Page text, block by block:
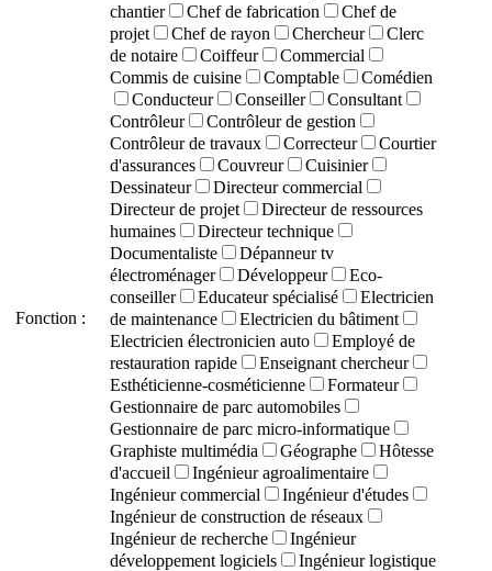
Fonction :
chantier
Chef de fabrication
Chef de
projet
Chef de rayon Chercheur
Clerc
de notaire
Coiffeur
Commercial
Commis de cuisine
Comptable
Comédien
Conducteur
Conseiller
Consultant
Contrôleur
Contrôleur de gestion
Contrôleur de travaux
Correcteur
Courtier
d'assurances
Couvreur
Cuisinier
Dessinateur
Directeur commercial
Directeur de projet
Directeur de ressources
humaines
Directeur technique
Documentaliste
Dépanneur tv
électroménager
Développeur
Eco-
conseiller
Educateur spécialisé
Electricien
de maintenance
Electricien du bâtiment
Electricien électronicien auto
Employé de
restauration rapide
Enseignant chercheur
Esthéticienne-cosméticienne
Formateur
Gestionnaire de parc automobiles
Gestionnaire de parc micro-informatique
Graphiste multimédia
Géographe
Hôtesse
d'accueil
Ingénieur agroalimentaire
Ingénieur commercial
Ingénieur d'études
Ingénieur de construction de réseaux
Ingénieur de recherche
Ingénieur
développement logiciels
Ingénieur logistique